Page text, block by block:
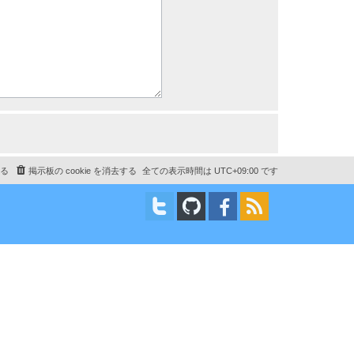
全ての表示時間は UTC+09:00 です
掲示板の cookie を消去する